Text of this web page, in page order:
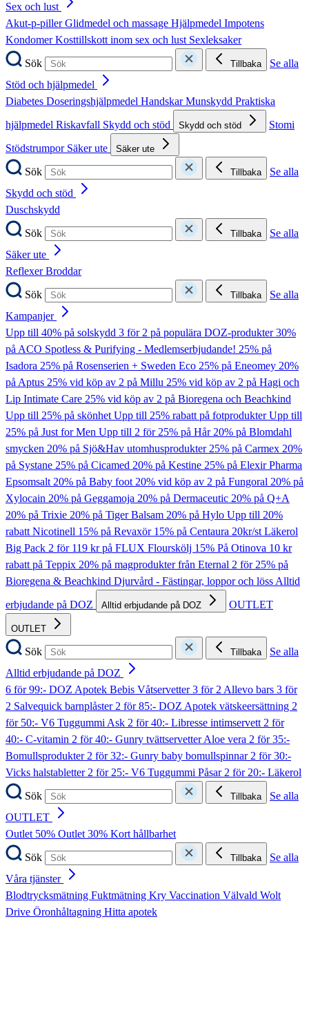
Sex och lust
Akut-p-pillerGlidmedel och massage Hjälpmedel Impotens
KondomerKosttillskott inom sex och lust Sexleksaker
Sök
Tillbaka
Se alla
Stöd och hjälpmedel
Diabetes Doseringshjälpmedel HandskarMunskydd Praktiska
hjälpmedel Riskavfall Skydd och stöd Skydd och stöd
Stomi
Stödstrumpor Säker ute Säker ute
Sök Tillbaka
Se alla
Skydd och stöd
Duschskydd
Sök
Tillbaka
Se alla
Säker ute
ReflexerBroddar
Sök
Tillbaka
Se alla
Kampanjer
Upp till 40% på solskydd 3 för 2 på populära DOZ-produkter30%
på ACO Spotless & Purifying - Medlemserbjudande! 25% på
Isadora 25% på Rosenserien + Sweden Eco 25% på Eneomey 20%
på Aptus 25% vid köp av 2 på Millu 25% vid köp av 2 på Hagi och
Lip Intimate Care 25% vid köp av 2 på Bioregena och Beachkind
Upp till 25% på skönhetUpp till 25% rabatt på fotprodukterUpp till
25% på Just for Men Upp till 2 för 25% på Hår20% på Blomdahl
smycken 20% på Sjö&Hav utomhusprodukter25% på Carmex 20%
på Systane 25% på Cicamed 20% på Kestine 25% på Elexir Pharma
Epsomsalt20% på Baby foot20% vid köp av 2 på Fungoral 20% på
Xylocain 20% på Geggamoja 20% på Dermaceutic 20% på Q+A
20% på Trixie 20% på Tiger Balsam 20% på Hylo Upp till 20%
rabatt Nicotinell 15% på Revaxör 15% på Centaura 20kr/st Läkerol
Big Pack 2 för 119 kr på FLUX Flourskölj 15% På Otinova 10 kr
rabatt på Teppix 20% på magprodukter från Eternal 2 för 25% på
Bioregena & Beachkind Djurvård - Fästingar, loppor och lössAlltid
erbjudande på DOZ
Alltid erbjudande på DOZ OUTLET
OUTLET
Sök Tillbaka
Se alla
Alltid erbjudande på DOZ
6 för 99:- DOZ Apotek Bebis Våtservetter3 för 2 Allevo bars 3 för
2 Salvequick barnplåster2 för 85:- DOZ Apotek vätskeersättning 2
för 50:- V6 Tuggummi Ask 2 för 40:- Libresse intimservett2 för
40:- C-vitamin 2 för 40:- Gunry tvättservetter Aloe vera 2 för 35:-
Bomullsprodukter2 för 32:- Gunry baby bomullspinnar2 för 30:-
Vicks halstabletter2 för 25:- V6 Tuggummi Påsar2 för 20:- Läkerol
Sök
Tillbaka
Se alla
OUTLET
Outlet 50% Outlet 30% Kort hållbarhet
Sök
Tillbaka
Se alla
Våra tjänster
Blodtrycksmätning Fuktmätning Kry Vaccination Välvald Wolt
Drive Öronhåltagning Hitta apotek